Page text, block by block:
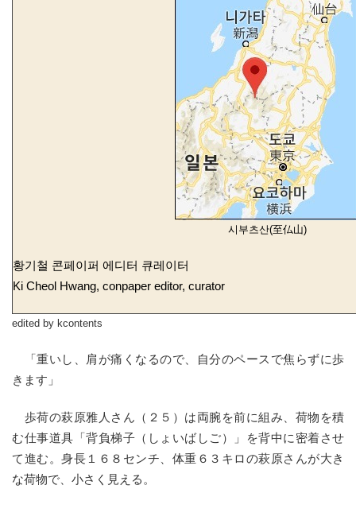
시부츠산(至仏山)
황기철 콘페이퍼 에디터 큐레이터
Ki Cheol Hwang, conpaper editor, curator
edited by kcontents
「重いし、肩が痛くなるので、自分のペースで焦らずに歩
きます」
歩荷の萩原雅人さん（２５）は両腕を前に組み、荷物を積
む仕事道具「背負梯子（しょいばしご）」を背中に密着させ
て進む。身長１６８センチ、体重６３キロの萩原さんが大き
な荷物で、小さく見える。